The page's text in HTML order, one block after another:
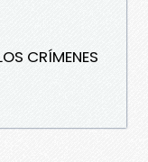
CRÍMENES